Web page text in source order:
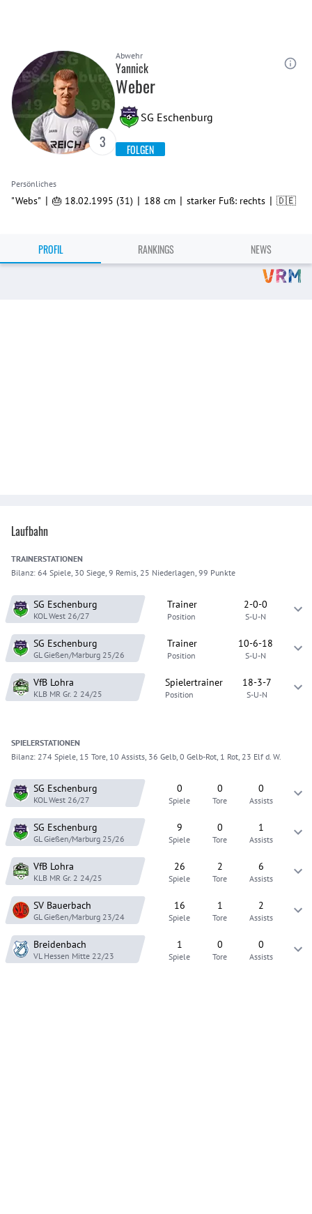
3
Abwehr
Yannick
Weber
SG Eschenburg
FOLGEN
Persönliches
"Webs" | 🎂 18.02.1995 (31) | 188 cm | starker Fuß: rechts | 🇩🇪
PROFIL RANKINGS NEWS
Laufbahn
TRAINERSTATIONEN
Bilanz: 64 Spiele, 30 Siege, 9 Remis, 25 Niederlagen, 99 Punkte
SG Eschenburg
KOL West 26/27
Trainer
Position
2-0-0
S-U-N
SG Eschenburg
GL Gießen/Marburg 25/26
Trainer
Position
10-6-18
S-U-N
VfB Lohra
KLB MR Gr. 2 24/25
Spielertrainer
Position
18-3-7
S-U-N
SPIELERSTATIONEN
Bilanz: 274 Spiele, 15 Tore, 10 Assists, 36 Gelb, 0 Gelb-Rot, 1 Rot, 23 Elf d. W.
SG Eschenburg
KOL West 26/27
0
Spiele
0
Tore
0
Assists
SG Eschenburg
GL Gießen/Marburg 25/26
9
Spiele
0
Tore
1
Assists
VfB Lohra
KLB MR Gr. 2 24/25
26
Spiele
2
Tore
6
Assists
SV Bauerbach
GL Gießen/Marburg 23/24
16
Spiele
1
Tore
2
Assists
Breidenbach
VL Hessen Mitte 22/23
1
Spiele
0
Tore
0
Assists